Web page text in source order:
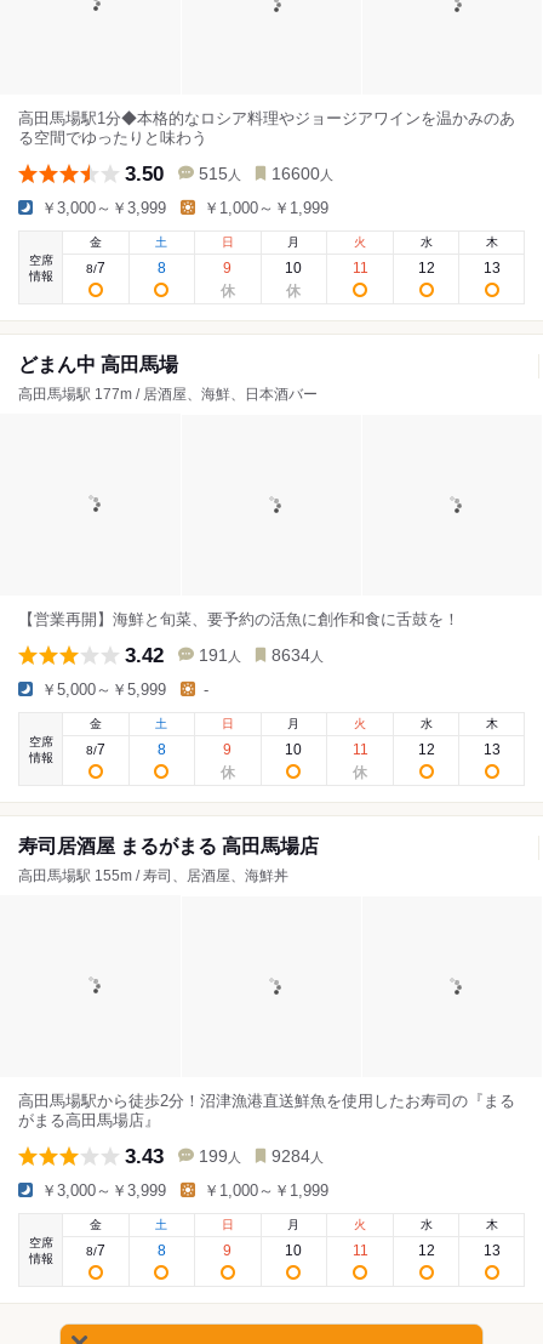
高田馬場駅1分◆本格的なロシア料理やジョージアワインを温かみのあ
る空間でゆったりと味わう
3.50 515 人 16600 人
￥3,000～￥3,999 ￥1,000～￥1,999
空席
情報
金
8/7
土
8
日
9
月
10
火
11
水
12
木
13
どまん中 高田馬場
高田馬場駅 177m / 居酒屋、海鮮、日本酒バー
【営業再開】海鮮と旬菜、要予約の活魚に創作和食に舌鼓を！
3.42 191 人 8634 人
￥5,000～￥5,999 -
空席
情報
金
8/7
土
8
日
9
月
10
火
11
水
12
木
13
寿司居酒屋 まるがまる 高田馬場店
高田馬場駅 155m / 寿司、居酒屋、海鮮丼
高田馬場駅から徒歩2分！沼津漁港直送鮮魚を使用したお寿司の『まる
がまる高田馬場店』
3.43 199 人 9284 人
￥3,000～￥3,999 ￥1,000～￥1,999
空席
情報
金
8/7
土
8
日
9
月
10
火
11
水
12
木
13